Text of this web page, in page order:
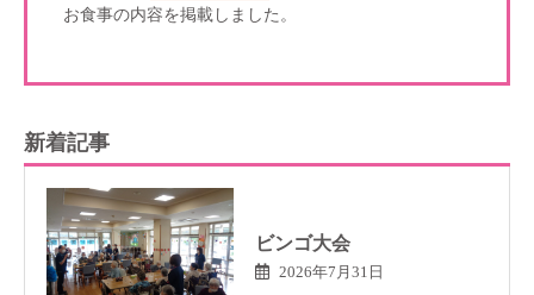
お食事の内容を掲載しました。
新着記事
ビンゴ大会
2026年7月31日